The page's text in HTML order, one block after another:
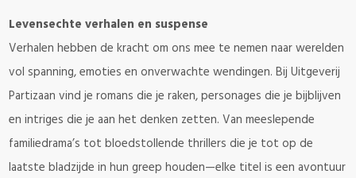
Levensechte verhalen en suspense
Verhalen hebben de kracht om ons mee te nemen naar werelden
vol spanning, emoties en onverwachte wendingen. Bij Uitgeverij
Partizaan vind je romans die je raken, personages die je bijblijven
en intriges die je aan het denken zetten. Van meeslepende
familiedrama’s tot bloedstollende thrillers die je tot op de
laatste bladzijde in hun greep houden—elke titel is een avontuur